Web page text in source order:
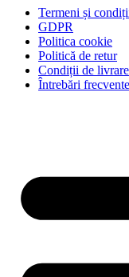
Termeni și
GDPR
Politica cookie
Politică de retur
Condiții de livrare
Întrebări frecvente